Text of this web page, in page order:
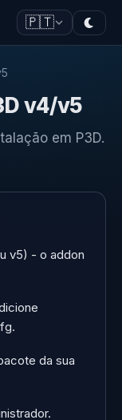
🇵🇹
v4/v5
em P3D.
v5) - o addon
da sua